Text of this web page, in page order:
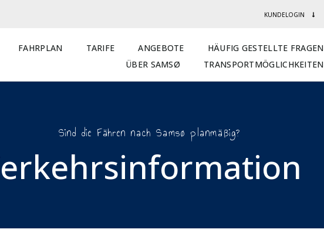
KUNDELOGIN
FAHRPLAN TARIFE ANGEBOTE
HÄUFIG GESTELLTE FRAGEN
ÜBER SAMSØ
TRANSPORTMÖGLICHKEITEN
Sind die Fähren nach Samsø planmäßig?